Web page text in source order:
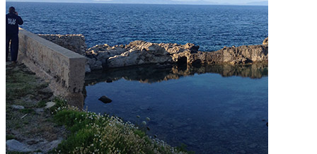
123456
Der Verbund